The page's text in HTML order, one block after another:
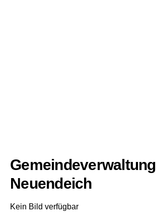
Gemeindeverwaltung
Neuendeich
Kein Bild verfügbar